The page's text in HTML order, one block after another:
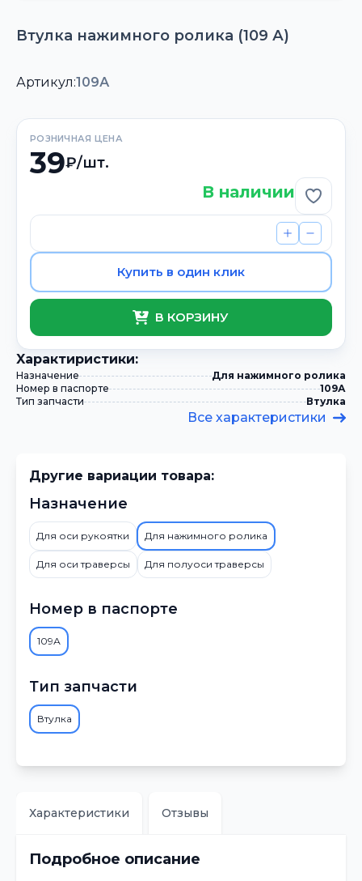
Втулка нажимного ролика (109 А)
Артикул:109А
РОЗНИЧНАЯ ЦЕНА
39₽/шт.
В наличии
Купить в один клик
В КОРЗИНУ
Xарактиристики:
Назначение
Для нажимного ролика
Номер в паспорте
109А
Тип запчасти
Втулка
Все характеристики
Другие вариации товара:
Назначение
Для оси рукоятки Для нажимного ролика
Для оси траверсы Для полуоси траверсы
Номер в паспорте
109А
Тип запчасти
Втулка
Характеристики Отзывы
Подробное описание